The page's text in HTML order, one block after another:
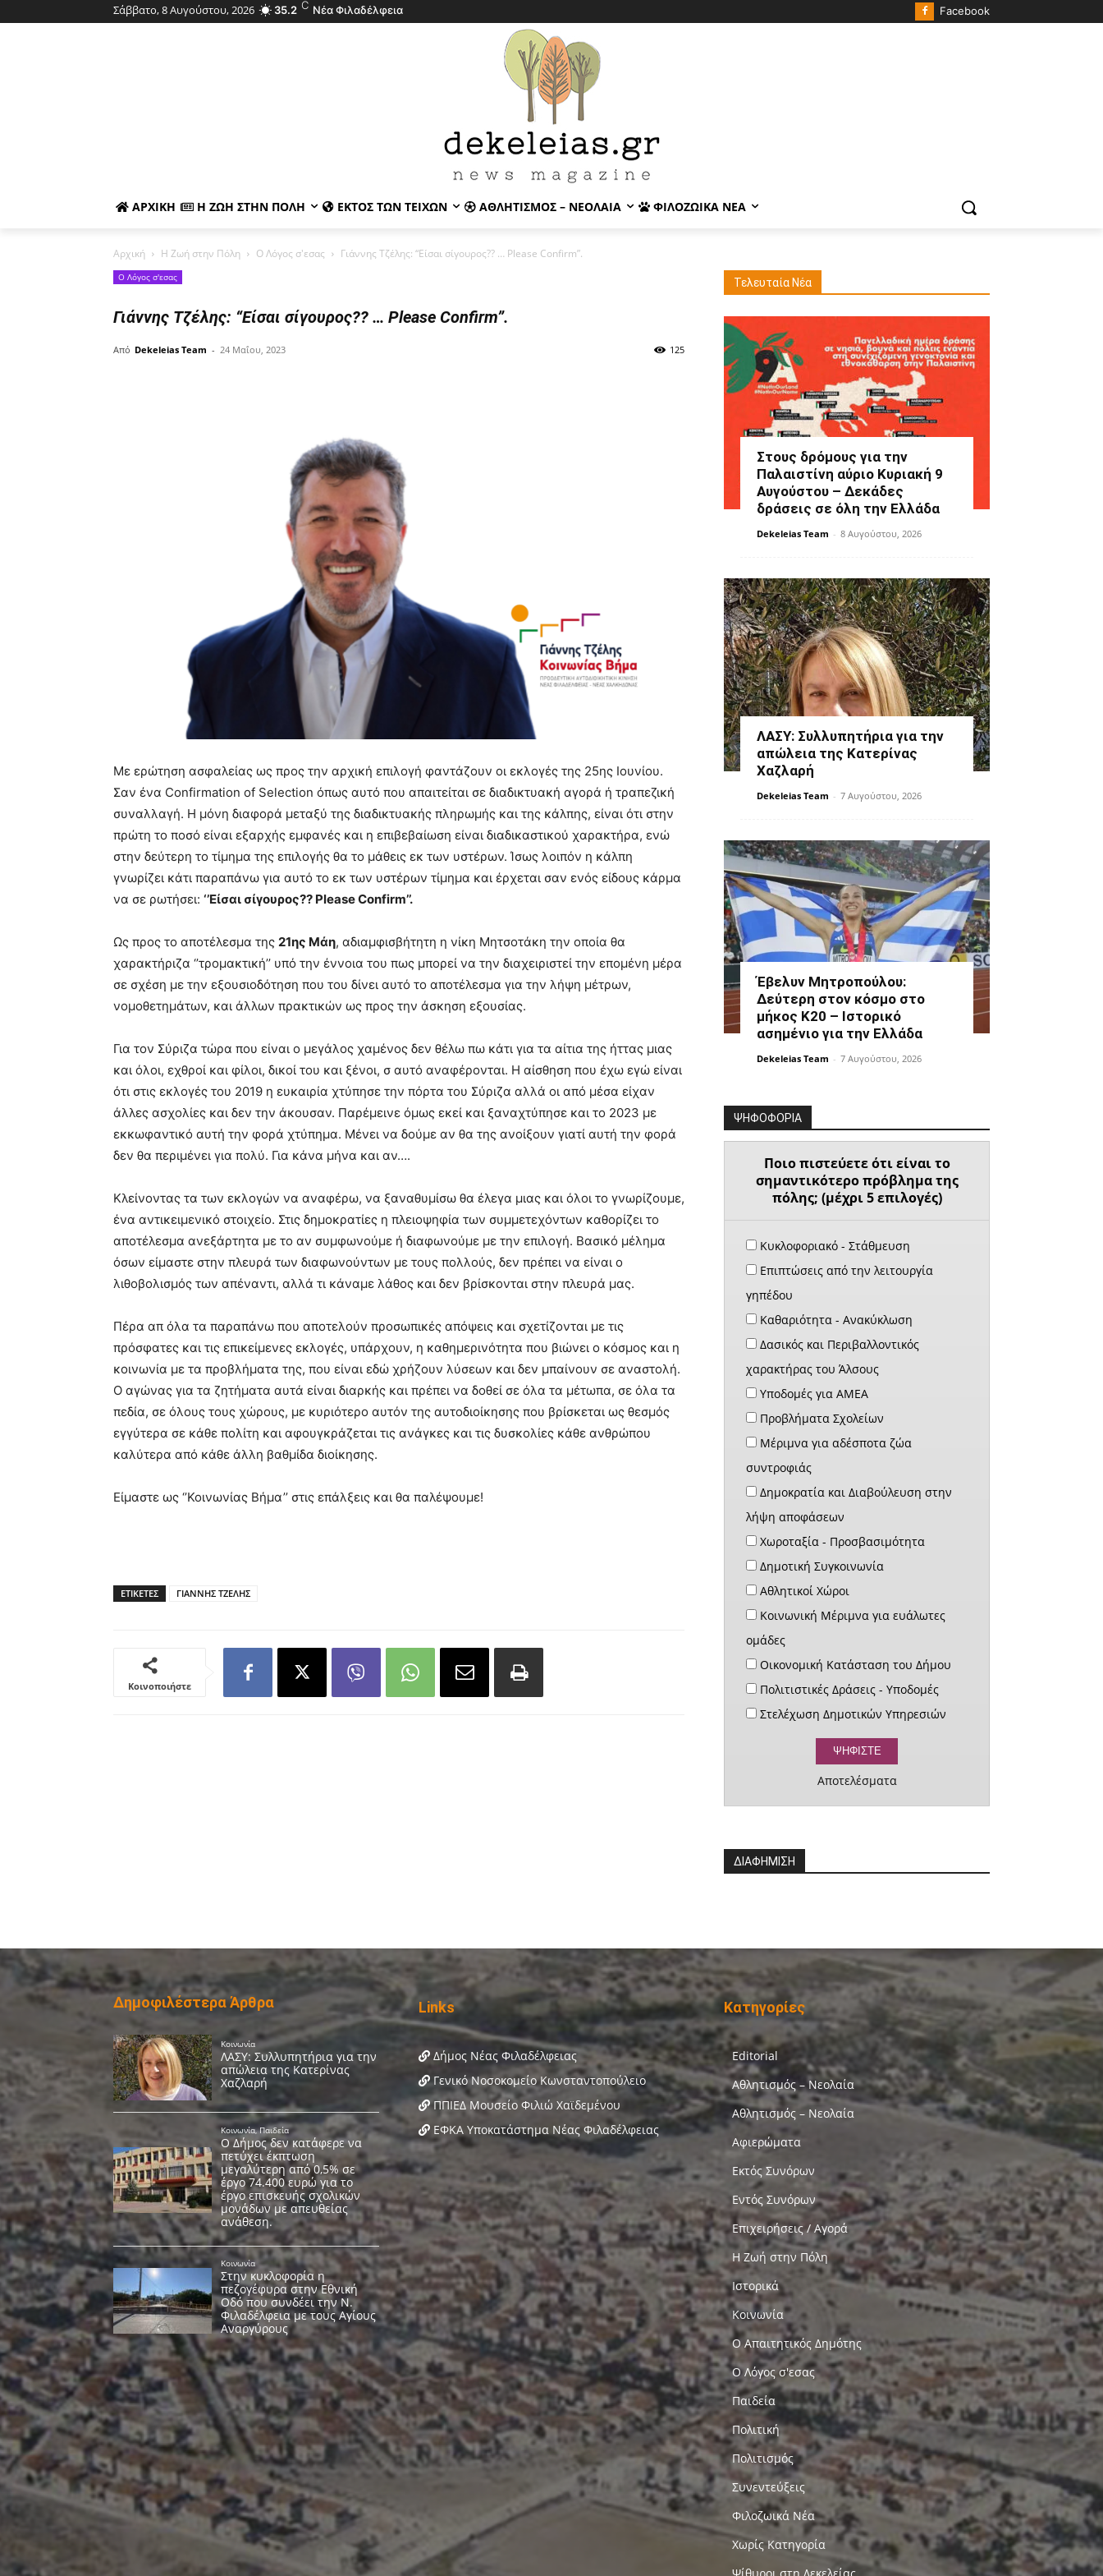
Σάββατο, 8 Αυγούστου, 2026 35.2 C Νέα Φιλαδέλφεια Facebook
ΑΡΧΙΚΉ Η ΖΩΉ ΣΤΗΝ ΠΌΛΗ ΕΚΤΌΣ ΤΩΝ ΤΕΙΧΏΝ ΑΘΛΗΤΙΣΜΌΣ – ΝΕΟΛΑΊΑ ΦΙΛΟΖΩΙΚΆ ΝΈΑ
Αρχική Η Ζωή στην Πόλη Ο Λόγος σ'εσας Γιάννης Τζέλης: “Είσαι σίγουρος?? … Please Confirm”.
Ο Λόγος σ'εσας
Γιάννης Τζέλης: “Είσαι σίγουρος?? … Please Confirm”.
Από Dekeleias Team - 24 Μαΐου, 2023 125
Με ερώτηση ασφαλείας ως προς την αρχική επιλογή φαντάζουν οι εκλογές της 25ης Ιουνίου.
Σαν ένα Confirmation of Selection όπως αυτό που απαιτείται σε διαδικτυακή αγορά ή τραπεζική
συναλλαγή. Η μόνη διαφορά μεταξύ της διαδικτυακής πληρωμής και της κάλπης, είναι ότι στην
πρώτη το ποσό είναι εξαρχής εμφανές και η επιβεβαίωση είναι διαδικαστικού χαρακτήρα, ενώ
στην δεύτερη το τίμημα της επιλογής θα το μάθεις εκ των υστέρων. Ίσως λοιπόν η κάλπη
γνωρίζει κάτι παραπάνω για αυτό το εκ των υστέρων τίμημα και έρχεται σαν ενός είδους κάρμα
να σε ρωτήσει: ‘’Είσαι σίγουρος?? Please Confirm’’.
Ως προς το αποτέλεσμα της 21ης Μάη, αδιαμφισβήτητη η νίκη Μητσοτάκη την οποία θα
χαρακτήριζα ‘’τρομακτική’’ υπό την έννοια του πως μπορεί να την διαχειριστεί την επομένη μέρα
σε σχέση με την εξουσιοδότηση που του δίνει αυτό το αποτέλεσμα για την λήψη μέτρων,
νομοθετημάτων, και άλλων πρακτικών ως προς την άσκηση εξουσίας.
Για τον Σύριζα τώρα που είναι ο μεγάλος χαμένος δεν θέλω πω κάτι για τα αίτια της ήττας μιας
και όλοι, εχθροί και φίλοι, δικοί του και ξένοι, σ αυτό αναφέρονται. Η αίσθηση που έχω εγώ είναι
ότι στις εκλογές του 2019 η ευκαιρία χτύπησε την πόρτα του Σύριζα αλλά οι από μέσα είχαν
άλλες ασχολίες και δεν την άκουσαν. Παρέμεινε όμως εκεί και ξαναχτύπησε και το 2023 με
εκκωφαντικό αυτή την φορά χτύπημα. Μένει να δούμε αν θα της ανοίξουν γιατί αυτή την φορά
δεν θα περιμένει για πολύ. Για κάνα μήνα και αν….
Κλείνοντας τα των εκλογών να αναφέρω, να ξαναθυμίσω θα έλεγα μιας και όλοι το γνωρίζουμε,
ένα αντικειμενικό στοιχείο. Στις δημοκρατίες η πλειοψηφία των συμμετεχόντων καθορίζει το
αποτέλεσμα ανεξάρτητα με το αν συμφωνούμε ή διαφωνούμε με την επιλογή. Βασικό μέλημα
όσων είμαστε στην πλευρά των διαφωνούντων με τους πολλούς, δεν πρέπει να είναι ο
λιθοβολισμός των απέναντι, αλλά τι κάναμε λάθος και δεν βρίσκονται στην πλευρά μας.
Πέρα απ όλα τα παραπάνω που αποτελούν προσωπικές απόψεις και σχετίζονται με τις
πρόσφατες και τις επικείμενες εκλογές, υπάρχουν, η καθημερινότητα που βιώνει ο κόσμος και η
κοινωνία με τα προβλήματα της, που είναι εδώ χρήζουν λύσεων και δεν μπαίνουν σε αναστολή.
Ο αγώνας για τα ζητήματα αυτά είναι διαρκής και πρέπει να δοθεί σε όλα τα μέτωπα, σε όλα τα
πεδία, σε όλους τους χώρους, με κυριότερο αυτόν της αυτοδιοίκησης που βρίσκεται ως θεσμός
εγγύτερα σε κάθε πολίτη και αφουγκράζεται τις ανάγκες και τις δυσκολίες κάθε ανθρώπου
καλύτερα από κάθε άλλη βαθμίδα διοίκησης.
Είμαστε ως ‘’Κοινωνίας Βήμα’’ στις επάλξεις και θα παλέψουμε!
ΕΤΙΚΕΤΕΣ ΓΙΑΝΝΗΣ ΤΖΕΛΗΣ
Κοινοποιήστε
Τελευταία Νέα
Στους δρόμους για την
Παλαιστίνη αύριο Κυριακή 9
Αυγούστου – Δεκάδες
δράσεις σε όλη την Ελλάδα
Dekeleias Team - 8 Αυγούστου, 2026
ΛΑΣΥ: Συλλυπητήρια για την
απώλεια της Κατερίνας
Χαζλαρή
Dekeleias Team - 7 Αυγούστου, 2026
Έβελυν Μητροπούλου:
Δεύτερη στον κόσμο στο
μήκος Κ20 – Ιστορικό
ασημένιο για την Ελλάδα
Dekeleias Team - 7 Αυγούστου, 2026
ΨΗΦΟΦΟΡΙΑ
Ποιο πιστεύετε ότι είναι το
σημαντικότερο πρόβλημα της
πόλης; (μέχρι 5 επιλογές)
Κυκλοφοριακό - Στάθμευση
Επιπτώσεις από την λειτουργία
γηπέδου
Καθαριότητα - Ανακύκλωση
Δασικός και Περιβαλλοντικός
χαρακτήρας του Άλσους
Υποδομές για ΑΜΕΑ
Προβλήματα Σχολείων
Μέριμνα για αδέσποτα ζώα
συντροφιάς
Δημοκρατία και Διαβούλευση στην
λήψη αποφάσεων
Χωροταξία - Προσβασιμότητα
Δημοτική Συγκοινωνία
Αθλητικοί Χώροι
Κοινωνική Μέριμνα για ευάλωτες
ομάδες
Οικονομική Κατάσταση του Δήμου
Πολιτιστικές Δράσεις - Υποδομές
Στελέχωση Δημοτικών Υπηρεσιών
Αποτελέσματα
ΔΙΑΦΗΜΙΣΗ
Δημοφιλέστερα Άρθρα Links
Δήμος Νέας Φιλαδέλφειας
Γενικό Νοσοκομείο Κωνσταντοπούλειο
ΠΠΙΕΔ Μουσείο Φιλιώ Χαϊδεμένου
ΕΦΚΑ Υποκατάστημα Νέας Φιλαδέλφειας
Κατηγορίες
Editorial
Αθλητισμός – Νεολαία
Αθλητισμός – Νεολαία
Αφιερώματα
Εκτός Συνόρων
Εντός Συνόρων
Επιχειρήσεις / Αγορά
Η Ζωή στην Πόλη
Ιστορικά
Κοινωνία
Ο Απαιτητικός Δημότης
Ο Λόγος σ'εσας
Παιδεία
Πολιτική
Πολιτισμός
Συνεντεύξεις
Φιλοζωικά Νέα
Χωρίς Κατηγορία